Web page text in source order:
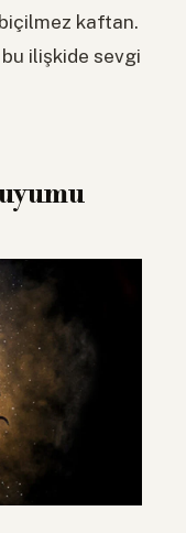
kaftan.
ilişkide sevgi